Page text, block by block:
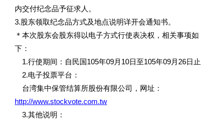
内交付纪念品予征求人。
3.股东领取纪念品方式及地点说明详开会通知书。
＊本次股东会股东得以电子方式行使表决权，相关事项如
下：
1.行使期间：自民国105年09月10日至105年09月26日止
2.电子投票平台：
台湾集中保管结算所股份有限公司，网址：
http://www.stockvote.com.tw
3.其他说明：